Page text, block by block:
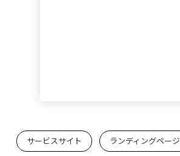
サービスサイト ランディングページ